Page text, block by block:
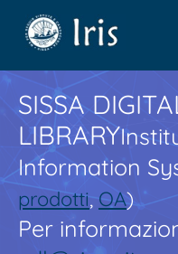
SISSA
LIBRARY
Information
prodotti,OA)
Per